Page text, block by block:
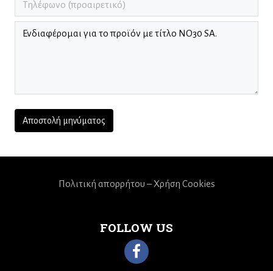
FOLLOW US
Πολιτική απορρήτου – Χρήση Cookies